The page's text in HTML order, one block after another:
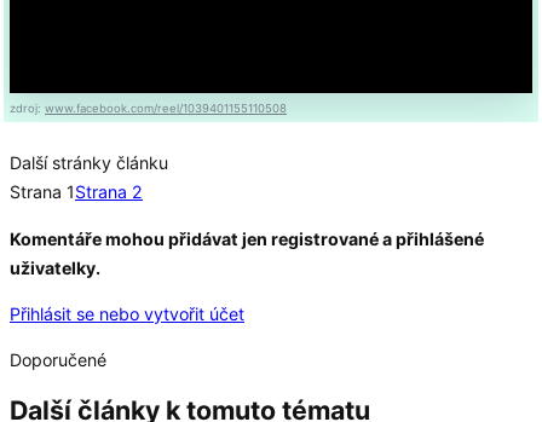
zdroj: www.facebook.com/reel/1039401155110508
Další stránky článku
Strana 1Strana 2
Komentáře mohou přidávat jen registrované a přihlášené
uživatelky.
Přihlásit se nebo vytvořit účet
Doporučené
Další články k tomuto tématu